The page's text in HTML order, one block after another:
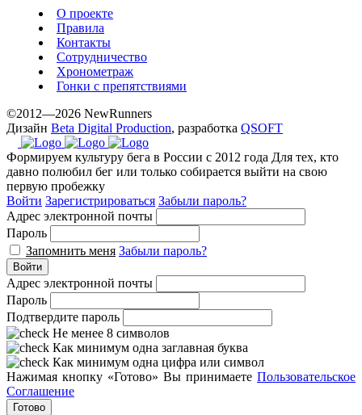
prices.
О проекте
Правила
Контакты
Сотрудничество
Хронометраж
Гонки с препятствиями
©2012—2026 NewRunners
Дизайн Beta Digital Production, разработка QSOFT
Формируем культуру бега в России с 2012 года Для тех, кто
давно полюбил бег или только собирается выйти на свою
первую пробежку
Войти Зарегистрироваться Забыли пароль?
Адрес электронной почты
Пароль
Запомнить меня Забыли пароль?
Войти
Адрес электронной почты
Пароль
Подтвердите пароль
Не менее 8 символов
Как минимум одна заглавная буква
Как минимум одна цифра или символ
Нажимая кнопку «Готово» Вы принимаете Пользовательское
Соглашение
Готово